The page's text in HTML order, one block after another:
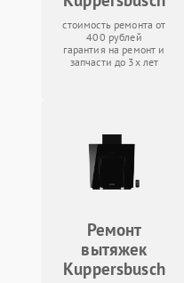
стоимость ремонта от
400 рублей
гарантия на ремонт и
запчасти до 3х лет
Ремонт
вытяжек
Kuppersbusch